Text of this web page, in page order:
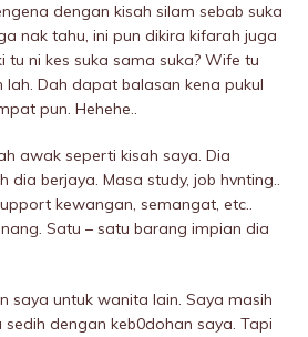
dengan kisah silam sebab suka
nak tahu, ini pun dikira kifarah juga
tu ni kes suka sama suka? Wife tu
Dah dapat baIasan kena pukuI
pun. Hehehe..
awak seperti kisah saya. Dia
dia berjaya. Masa study, job hvnting..
kewangan, semangat, etc..
Satu – satu barang impian dia
saya untuk wanita lain. Saya masih
sedih dengan keb0dohan saya. Tapi